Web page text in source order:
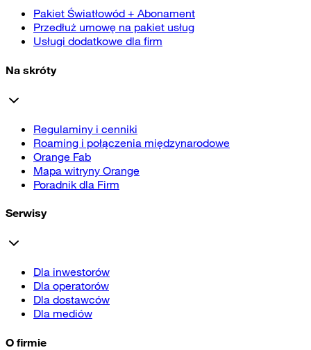
Pakiet Światłowód + Abonament
Przedłuż umowę na pakiet usług
Usługi dodatkowe dla firm
Na skróty
Regulaminy i cenniki
Roaming i połączenia międzynarodowe
Orange Fab
Mapa witryny Orange
Poradnik dla Firm
Serwisy
Dla inwestorów
Dla operatorów
Dla dostawców
Dla mediów
O firmie